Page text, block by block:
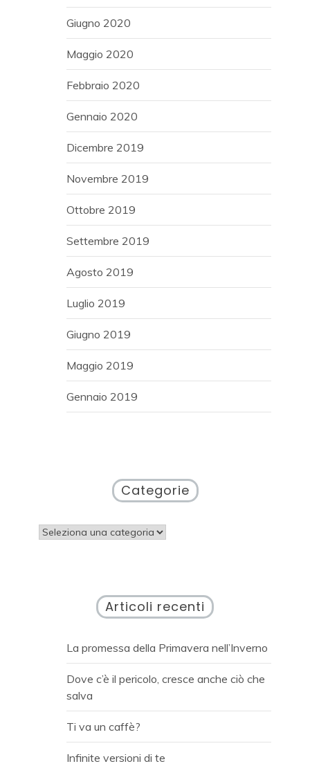
Giugno 2020
Maggio 2020
Febbraio 2020
Gennaio 2020
Dicembre 2019
Novembre 2019
Ottobre 2019
Settembre 2019
Agosto 2019
Luglio 2019
Giugno 2019
Maggio 2019
Gennaio 2019
Categorie
Categorie
Articoli recenti
La promessa della Primavera nell’Inverno
Dove c’è il pericolo, cresce anche ciò che
salva
Ti va un caffè?
Infinite versioni di te